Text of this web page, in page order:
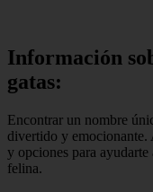
Información
gatas:
Encontrar un nombre
divertido y emocionante.
y opciones para
felina.